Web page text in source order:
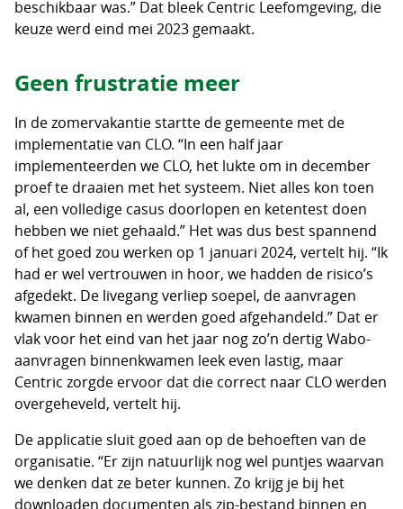
beschikbaar was.” Dat bleek Centric Leefomgeving, die
keuze werd eind mei 2023 gemaakt.
Geen frustratie meer
In de zomervakantie startte de gemeente met de
implementatie van CLO. “In een half jaar
implementeerden we CLO, het lukte om in december
proef te draaien met het systeem. Niet alles kon toen
al, een volledige casus doorlopen en ketentest doen
hebben we niet gehaald.” Het was dus best spannend
of het goed zou werken op 1 januari 2024, vertelt hij. “Ik
had er wel vertrouwen in hoor, we hadden de risico’s
afgedekt. De livegang verliep soepel, de aanvragen
kwamen binnen en werden goed afgehandeld.” Dat er
vlak voor het eind van het jaar nog zo’n dertig Wabo-
aanvragen binnenkwamen leek even lastig, maar
Centric zorgde ervoor dat die correct naar CLO werden
overgeheveld, vertelt hij.
De applicatie sluit goed aan op de behoeften van de
organisatie. “Er zijn natuurlijk nog wel puntjes waarvan
we denken dat ze beter kunnen. Zo krijg je bij het
downloaden documenten als zip-bestand binnen en